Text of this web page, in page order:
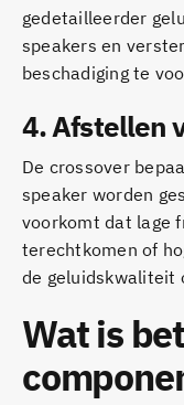
gedetailleerder
speakers en
beschadiging te
4.Afstellen
De crossover
speaker worden
voorkomt dat lage
terechtkomen of
de geluidskwaliteit
Wat is